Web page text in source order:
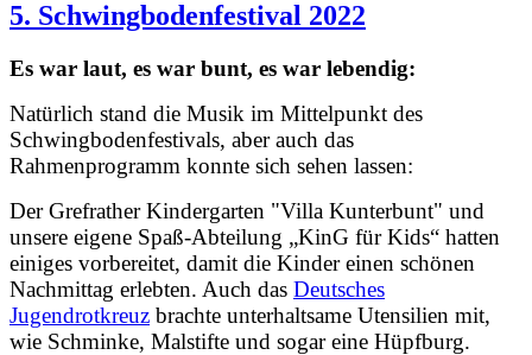
5. Schwingbodenfestival 2022
Es war laut, es war bunt, es war lebendig:
Natürlich stand die Musik im Mittelpunkt des
Schwingbodenfestivals, aber auch das
Rahmenprogramm konnte sich sehen lassen:
Der Grefrather Kindergarten "Villa Kunterbunt" und
unsere eigene Spaß-Abteilung „KinG für Kids“ hatten
einiges vorbereitet, damit die Kinder einen schönen
Nachmittag erlebten. Auch das Deutsches
Jugendrotkreuz brachte unterhaltsame Utensilien mit,
wie Schminke, Malstifte und sogar eine Hüpfburg.